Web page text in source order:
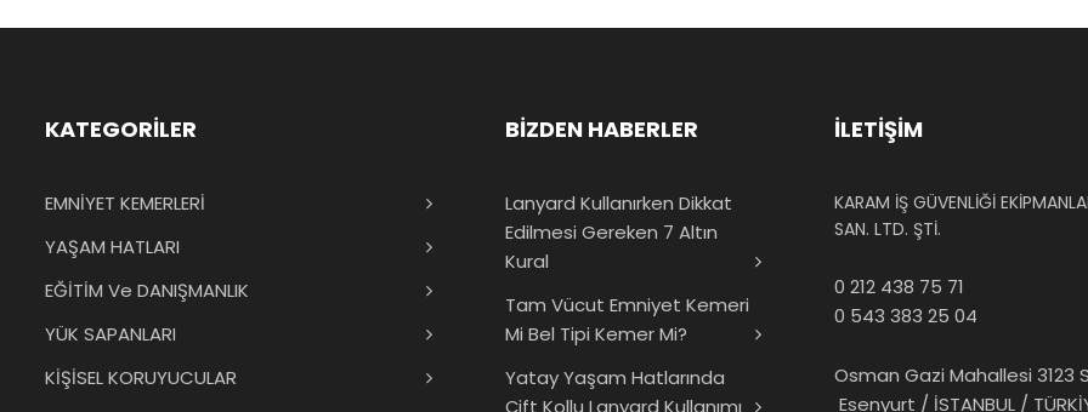
KATEGORİLER
EMNİYET KEMERLERİ
YAŞAM HATLARI
EĞİTİM Ve DANIŞMANLIK
YÜK SAPANLARI
KİŞİSEL KORUYUCULAR
BİZDEN HABERLER
Lanyard Kullanırken Dikkat
Edilmesi Gereken 7 Altın
Kural
Tam Vücut Emniyet Kemeri
Mi Bel Tipi Kemer Mi?
Yatay Yaşam Hatlarında
Çift Kollu Lanyard Kullanımı
İLETİŞİM
KARAM İŞ GÜVENLİĞİ
SAN. LTD. ŞTİ.
0 212 438 75 71
0 543 383 25 04
Osman Gazi Mahallesi 3123
Esenyurt / İSTANBUL /